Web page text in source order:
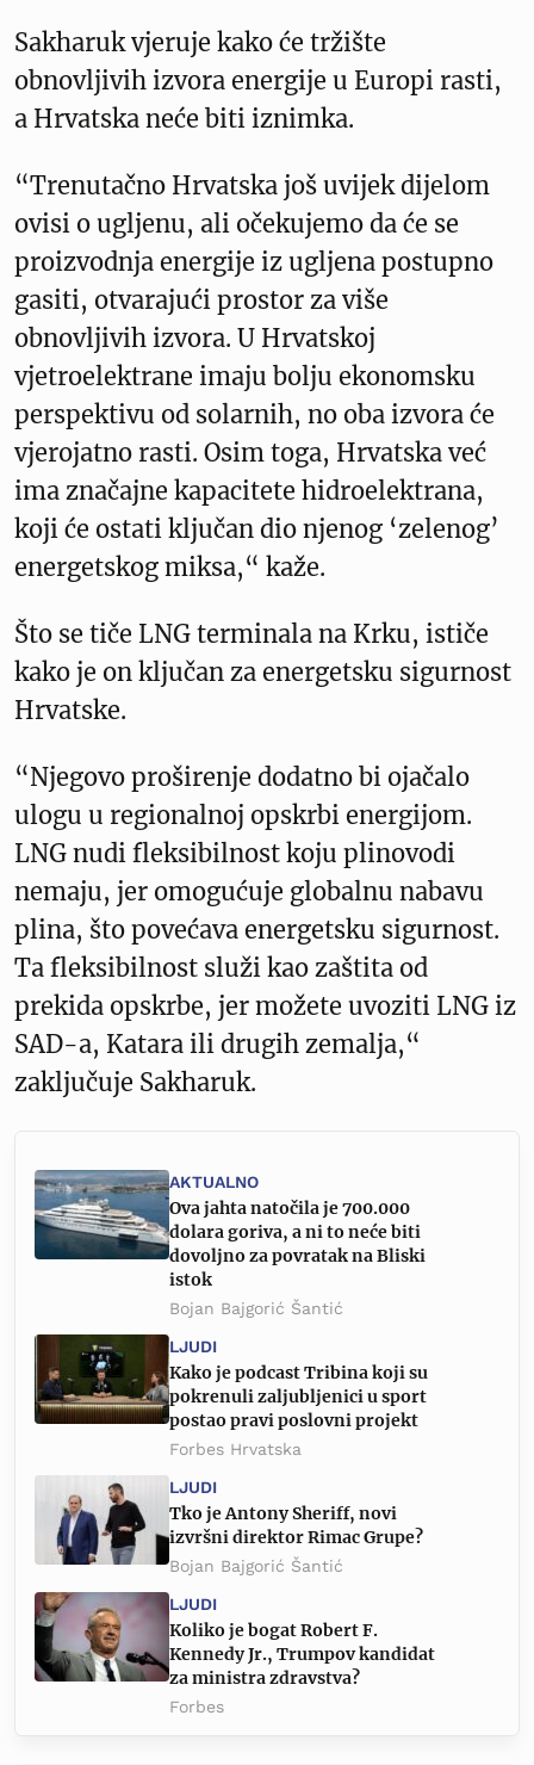
Sakharuk vjeruje kako će tržište
obnovljivih izvora energije u Europi rasti,
a Hrvatska neće biti iznimka.
“Trenutačno Hrvatska još uvijek dijelom
ovisi o ugljenu, ali očekujemo da će se
proizvodnja energije iz ugljena postupno
gasiti, otvarajući prostor za više
obnovljivih izvora. U Hrvatskoj
vjetroelektrane imaju bolju ekonomsku
perspektivu od solarnih, no oba izvora će
vjerojatno rasti. Osim toga, Hrvatska već
ima značajne kapacitete hidroelektrana,
koji će ostati ključan dio njenog ‘zelenog’
energetskog miksa,“ kaže.
Što se tiče LNG terminala na Krku, ističe
kako je on ključan za energetsku sigurnost
Hrvatske.
“Njegovo proširenje dodatno bi ojačalo
ulogu u regionalnoj opskrbi energijom.
LNG nudi fleksibilnost koju plinovodi
nemaju, jer omogućuje globalnu nabavu
plina, što povećava energetsku sigurnost.
Ta fleksibilnost služi kao zaštita od
prekida opskrbe, jer možete uvoziti LNG iz
SAD-a, Katara ili drugih zemalja,“
zaključuje Sakharuk.
AKTUALNO
Ova jahta natočila je 700.000
dolara goriva, a ni to neće biti
dovoljno za povratak na Bliski
istok
Bojan Bajgorić Šantić
LJUDI
Kako je podcast Tribina koji su
pokrenuli zaljubljenici u sport
postao pravi poslovni projekt
Forbes Hrvatska
LJUDI
Tko je Antony Sheriff, novi
izvršni direktor Rimac Grupe?
Bojan Bajgorić Šantić
LJUDI
Koliko je bogat Robert F.
Kennedy Jr., Trumpov kandidat
za ministra zdravstva?
Forbes